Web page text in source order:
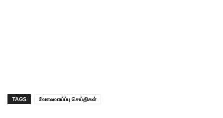
TAGS வேலைவாய்ப்பு செய்திகள்